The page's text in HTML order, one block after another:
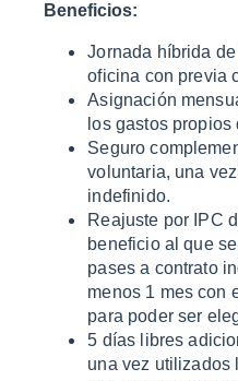
Beneficios:
Jornada híbrida
oficina con previa
Asignación
los gastos
Seguro
voluntaria, una
indefinido.
Reajuste por IPC
beneficio al que
pases a contrato
menos 1 mes con
para poder ser
5 días libres
una vez utilizados